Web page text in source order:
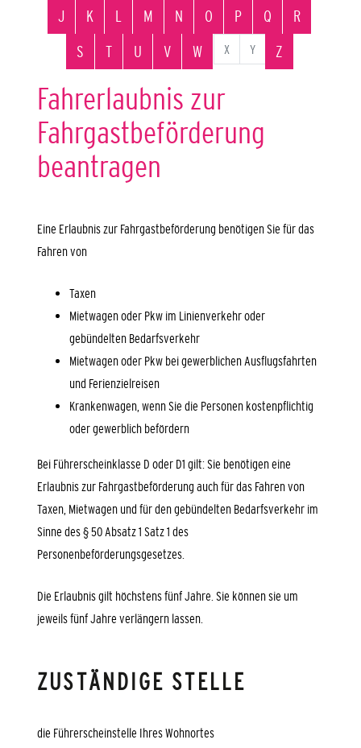
J
K L M N O P Q
R
S
T U V W X Y Z
Fahrerlaubnis zur
Fahrgastbeförderung
beantragen
Eine Erlaubnis zur Fahrgastbeförderung benötigen Sie für das
Fahren von
Taxen
Mietwagen oder Pkw im Linienverkehr oder
gebündelten Bedarfsverkehr
Mietwagen oder Pkw bei gewerblichen Ausflugsfahrten
und Ferienzielreisen
Krankenwagen, wenn Sie die Personen kostenpflichtig
oder gewerblich befördern
Bei Führerscheinklasse D oder D1 gilt: Sie benötigen eine
Erlaubnis zur Fahrgastbeförderung auch für das Fahren von
Taxen, Mietwagen und für den gebündelten Bedarfsverkehr im
Sinne des § 50 Absatz 1 Satz 1 des
Personenbeförderungsgesetzes
Die Erlaubnis gilt höchstens fünf Jahre. Sie können sie um
jeweils fünf Jahre verlängern lassen.
ZUSTÄNDIGE STELLE
die Führerscheinstelle Ihres Wohnortes